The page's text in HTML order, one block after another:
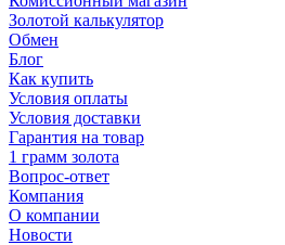
Золотой калькулятор
Обмен
Блог
Как купить
Условия оплаты
Условия доставки
Гарантия на товар
1 грамм золота
Вопрос-ответ
Компания
О компании
Новости